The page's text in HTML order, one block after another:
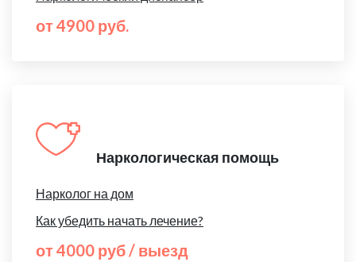
от 4900 руб.
Наркологическая помощь
Нарколог на дом
Как убедить начать лечение?
от 4000 руб / выезд